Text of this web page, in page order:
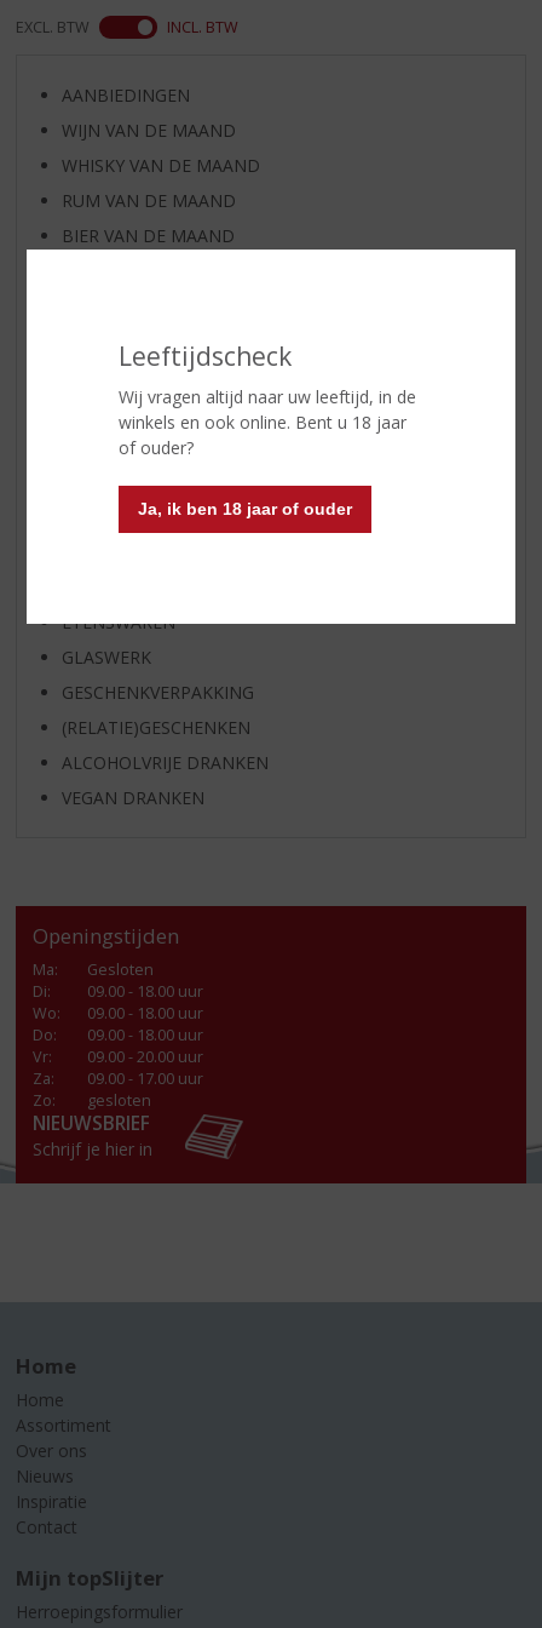
Leeftijdscheck
Wij vragen altijd naar uw leeftijd, in de
winkels en ook online. Bent u 18 jaar
of ouder?
Ja, ik ben 18 jaar of ouder
EXCL. BTW INCL. BTW
AANBIEDINGEN
WIJN VAN DE MAAND
WHISKY VAN DE MAAND
RUM VAN DE MAAND
BIER VAN DE MAAND
APERITIEF
GEDISTILLEERD OVERIG
ETENSWAREN
GLASWERK
GESCHENKVERPAKKING
(RELATIE)GESCHENKEN
ALCOHOLVRIJE DRANKEN
VEGAN DRANKEN
Openingstijden
Ma:
Gesloten
Di:
09.00 - 18.00 uur
Wo:
09.00 - 18.00 uur
Do:
09.00 - 18.00 uur
Vr:
09.00 - 20.00 uur
Za:
09.00 - 17.00 uur
Zo:
gesloten
NIEUWSBRIEF
Schrijf je hier in
Home
Home
Assortiment
Over ons
Nieuws
Inspiratie
Contact
Mijn topSlijter
Herroepingsformulier